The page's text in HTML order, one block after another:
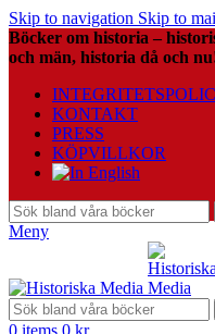
Skip to navigation Skip to
Böcker om historia –
och män, historia då och
KONTAKT
PRESS
KÖPVILLKOR
Meny
0 items 0 kr